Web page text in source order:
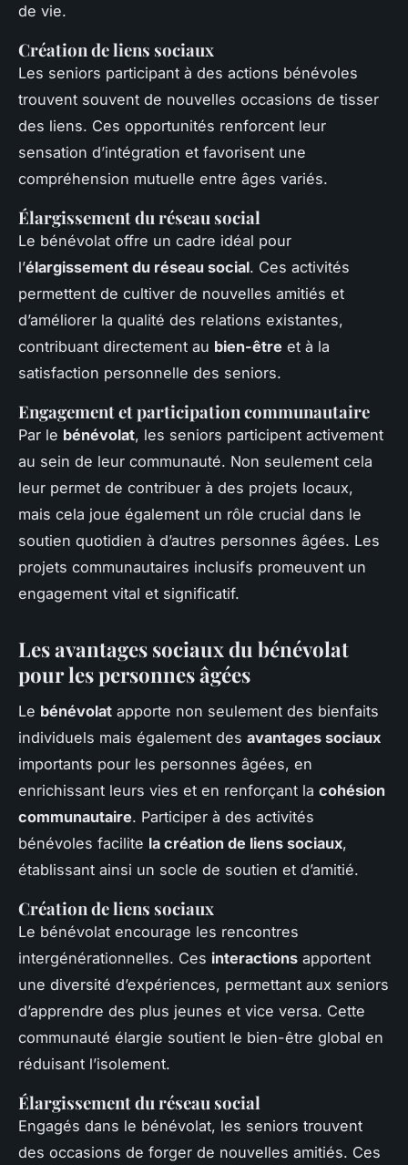
de vie.
Création de liens sociaux
Les seniors participant à des actions bénévoles
trouvent souvent de nouvelles occasions de tisser
des liens. Ces opportunités renforcent leur
sensation d’intégration et favorisent une
compréhension mutuelle entre âges variés.
Élargissement du réseau social
Le bénévolat offre un cadre idéal pour
l’élargissement du réseau social. Ces activités
permettent de cultiver de nouvelles amitiés et
d’améliorer la qualité des relations existantes,
contribuant directement au bien-être et à la
satisfaction personnelle des seniors.
Engagement et participation communautaire
Par le bénévolat, les seniors participent activement
au sein de leur communauté. Non seulement cela
leur permet de contribuer à des projets locaux,
mais cela joue également un rôle crucial dans le
soutien quotidien à d’autres personnes âgées. Les
projets communautaires inclusifs promeuvent un
engagement vital et significatif.
Les avantages sociaux du bénévolat
pour les personnes âgées
Le bénévolat apporte non seulement des bienfaits
individuels mais également des avantages sociaux
importants pour les personnes âgées, en
enrichissant leurs vies et en renforçant la cohésion
communautaire. Participer à des activités
bénévoles facilite la création de liens sociaux,
établissant ainsi un socle de soutien et d’amitié.
Création de liens sociaux
Le bénévolat encourage les rencontres
intergénérationnelles. Ces interactions apportent
une diversité d’expériences, permettant aux seniors
d’apprendre des plus jeunes et vice versa. Cette
communauté élargie soutient le bien-être global en
réduisant l’isolement.
Élargissement du réseau social
Engagés dans le bénévolat, les seniors trouvent
des occasions de forger de nouvelles amitiés. Ces